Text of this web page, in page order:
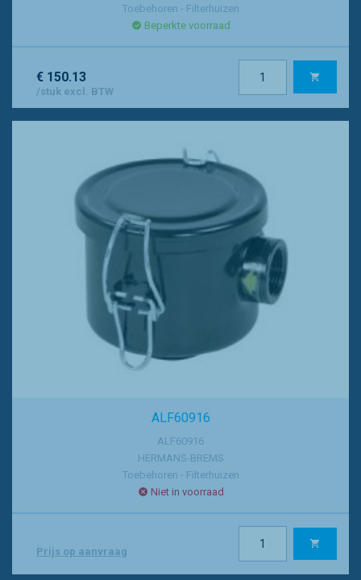
Toebehoren - Filterhuizen
Beperkte voorraad
€ 150.13
/stuk excl. BTW
ALF60916
ALF60916
HERMANS-BREMS
Toebehoren - Filterhuizen
Niet in voorraad
Prijs op aanvraag